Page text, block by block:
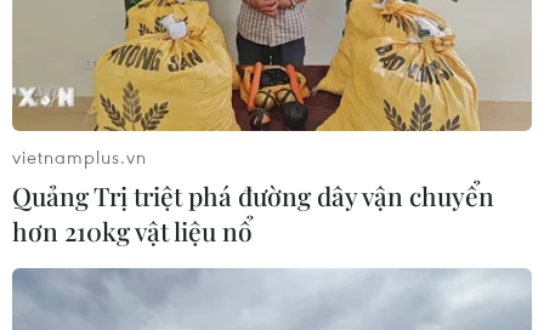
vietnamplus.vn
Quảng Trị triệt phá đường dây vận chuyển
hơn 210kg vật liệu nổ